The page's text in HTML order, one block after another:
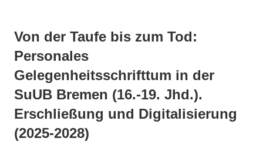
Von der Taufe bis zum Tod:
Personales
Gelegenheitsschrifttum in der
SuUB Bremen (16.-19. Jhd.).
Erschließung und Digitalisierung
(2025-2028)